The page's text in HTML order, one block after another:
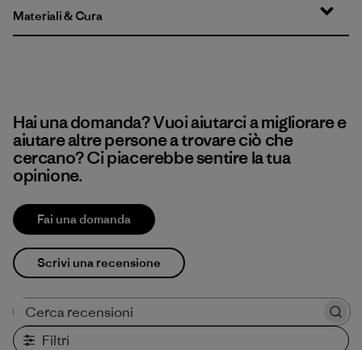
Materiali & Cura
Hai una domanda? Vuoi aiutarci a migliorare e
aiutare altre persone a trovare ciò che
cercano? Ci piacerebbe sentire la tua
opinione.
Fai una domanda
Scrivi una recensione
Filtri